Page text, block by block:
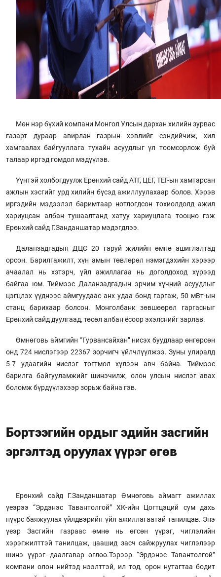
Мөн нэр бүхий компани Монгол Улсын дархан хилийн зурвас
газарт дураар авирлан газрын хэвлийг сэндийчиж, хил
хамгаалах байгууллага тухайн асуудлыг үл тоомсорлож буй
талаар иргэд гомдол мэдүүлэв.
Үүнтэй холбогдуулж Ерөнхий сайд АТГ, ЦЕГ, ТЕГ-ын хамтарсан
ажлын хэсгийг урд хилийн бүсэд ажиллуулахаар болов. Хэрэв
иргэдийн мэдээлэл баримтаар нотлогдсон тохиолдолд ажил
хариуцсан албан тушаалтанд хатуу хариуцлага тооцно гэж
Ерөнхий сайд Г.Занданшатар мэдэгдлээ.
Даланзадгадын ДЦС 20 гаруй жилийн өмнө ашиглалтад
орсон. Барилгажилт, хүн амын төвлөрөл нэмэгдэхийн хэрээр
ачаалал нь хэтэрч, үйл ажиллагаа нь доголдоход хүрээд
байгаа юм. Тиймээс Даланзадгадын эрчим хүчний асуудлыг
цэгцлэх үүднээс аймгуудаас анх удаа бонд гаргаж, 50 мВт-ын
станц барихаар болсон. Монголбанк зөвшөөрөл гаргасныг
Ерөнхий сайд дуулгаад, төсөл албан ёсоор эхэлснийг зарлав.
Өмнөговь аймгийн “Гурвансайхан” нисэх буудлаар өнгөрсөн
онд 724 нислэгээр 22367 зорчигч үйлчлүүлжээ. Зуны улиралд
5-7 удаагийн нислэг тогтмол хүлээн авч байна. Тиймээс
барилга байгууламжийг шинэчилж, олон улсын нислэг авах
боломж бүрдүүлэхээр зорьж байна гэв.
Бортээгийн ордыг эдийн засгийн
эргэлтэд оруулах үүрэг өгөв
Ерөнхий сайд Г.Занданшатар Өмнөговь аймагт ажиллах
үеэрээ “Эрдэнэс Тавантолгой” ХК-ийн Цогтцэций сум дахь
нүүрс баяжуулах үйлдвэрийн үйл ажиллагаатай танилцав. Энэ
үеэр Засгийн газраас өмнө нь өгсөн үүрэг, чиглэлийн
хэрэгжилттэй танилцаж, цаашид засч сайжруулах чиглэлээр
шинэ үүрэг даалгавар өглөө.Тэрээр “Эрдэнэс Тавантолгой”
компани олон нийтэд нээлттэй, ил тод, орон нутагтаа бодит